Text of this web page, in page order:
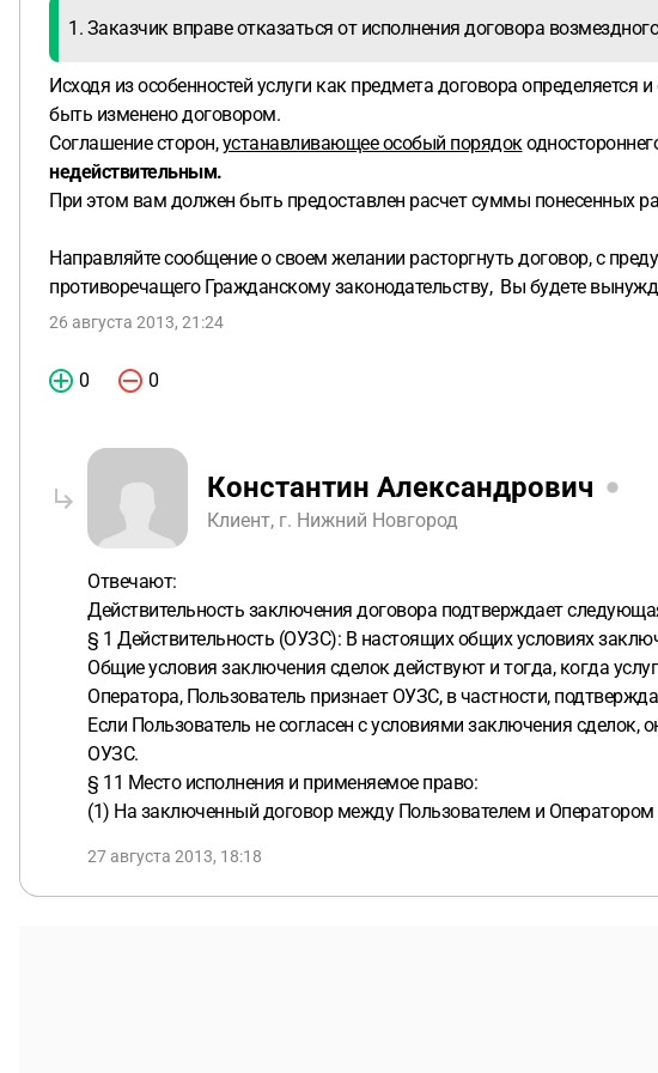
1. Заказчик вправе отказаться от исполнения договора
Исходя из особенностей услуги как предмета договора
быть изменено договором.
Соглашение сторон,устанавливающее особый порядок
недействительным.
При этом вам должен быть предоставлен расчет суммы понесенных
Направляйте сообщение о своем желании расторгнуть договор, с
противоречащего Гражданскому законодательству, Вы будете
26 августа 2013, 21:24
0 0
Константин Александрович
Клиент, г. Нижний Новгород
Отвечают:
Действительность заключения договора подтверждает
§ 1 Действительность (ОУЗС): В настоящих общих условиях
Общие условия заключения сделок действуют и тогда, когда
Оператора, Пользователь признает ОУЗС, в частности,
Если Пользователь не согласен с условиями заключения
ОУЗС.
§ 11 Место исполнения и применяемое право:
(1) На заключенный договор между Пользователем и Оператором
27 августа 2013, 18:18